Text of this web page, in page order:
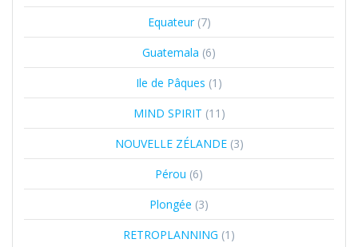
Equateur(7)
Guatemala (6)
Ile de Pâques (1)
MIND SPIRIT (11)
NOUVELLE ZÉLANDE(3)
Pérou (6)
Plongée (3)
RETROPLANNING (1)